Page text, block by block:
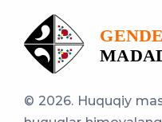
© 2026. Huquqiy